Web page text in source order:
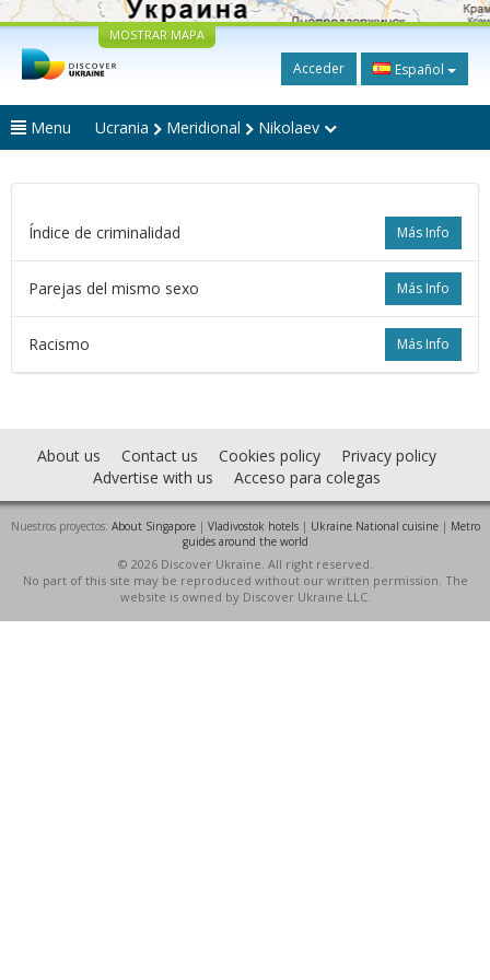
MOSTRAR MAPA
Acceder Español
Menu Ucrania Meridional Nikolaev
Más Info
Índice de criminalidad
Más Info
Parejas del mismo sexo
Más Info
Racismo
About us Contact us Cookies policy
Privacy policy
Advertise with us
Acceso para colegas
Nuestros proyectos: About Singapore| Vladivostok hotels| Ukraine National cuisine| Metro
guides around the world
© 2026 Discover Ukraine. All right reserved.
No part of this site may be reproduced without our written permission. The
website is owned by Discover Ukraine LLC.